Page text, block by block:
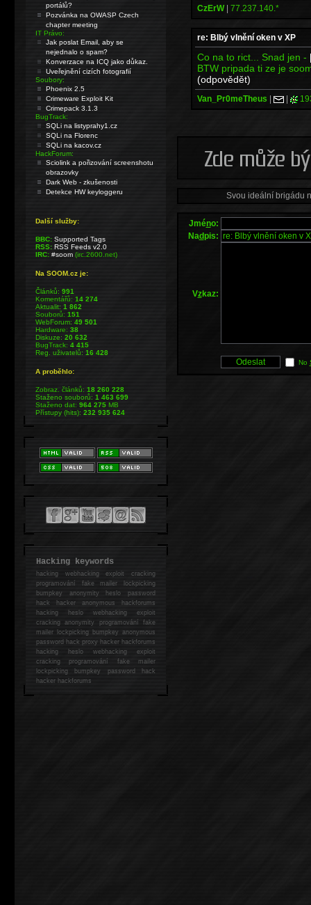
CzErW| 77.237.140.*
re: Blbý vlnění oken v XP
Co na to rict... Snad jen -
BTW pripada ti ze je
(odpovědět)
Van_Pr0meTheus | |
Svou ideální brigádu
Jméno:
Nadpis:
Vzkaz:
No
portálů?
Pozvánka na OWASP Czech
chapter meeting
IT Právo:
Jak poslat Email, aby se
nejednalo o spam?
Konverzace na ICQ jako důkaz.
Uveřejnění cizích fotografií
Soubory:
Phoenix 2.5
Crimeware Exploit Kit
Crimepack 3.1.3
BugTrack:
SQLi na listyprahy1.cz
SQLi na Florenc
SQLi na kacov.cz
HackForum:
Sciolink a pořizování screenshotu
obrazovky
Dark Web - zkušenosti
Detekce HW keyloggeru
Další služby:
BBC: Supported Tags
RSS: RSS Feeds v2.0
IRC: #soom(irc.2600.net)
Na SOOM.cz je:
Článků:991
Komentářů:14 274
Aktualit:1 862
Souborů:151
WebForum:49 501
Hardware:38
Diskuze:20 632
BugTrack:4 415
Reg. uživatelů:16 428
A proběhlo:
Zobraz. článků:18 260 228
Staženo souborů:1 463 699
Staženo dat:964 275MB
Přístupy (hits):232 935 624
Hacking keywords
hackingwebhacking exploit cracking
programování fake mailer lockpicking
bumpkey anonymity heslo password
hackhacker anonymous hackforums
hackingheslo webhacking exploit
cracking anonymity programování fake
mailer lockpicking bumpkey anonymous
password hack proxy hacker hackforums
hacking heslo webhacking exploit
cracking programování fake mailer
lockpicking bumpkey password hack
hackerhackforums